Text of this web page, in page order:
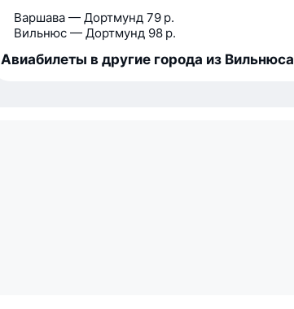
Варшава — Дортмунд 79 р.
Вильнюс — Дортмунд 98 р.
Авиабилеты в другие города из Вильнюса